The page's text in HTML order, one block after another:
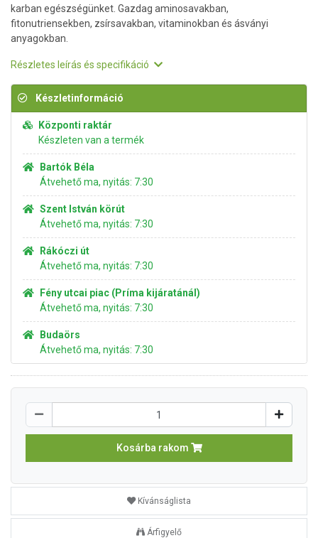
karban egészségünket. Gazdag aminosavakban,
fitonutriensekben, zsírsavakban, vitaminokban és ásványi
anyagokban.
Részletes leírás és specifikáció
Készletinformáció
Központi raktár
Készleten van a termék
Bartók Béla
Átvehető ma, nyitás: 7:30
Szent István körút
Átvehető ma, nyitás: 7:30
Rákóczi út
Átvehető ma, nyitás: 7:30
Fény utcai piac (Príma kijáratánál)
Átvehető ma, nyitás: 7:30
Budaörs
Átvehető ma, nyitás: 7:30
Kosárba rakom
Kívánságlista
Árfigyelő